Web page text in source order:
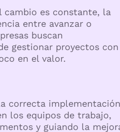
cambio es constante, la
entre avanzar o
buscan
gestionar proyectos con
en el valor.
correcta implementación
los equipos de trabajo,
y guiando la